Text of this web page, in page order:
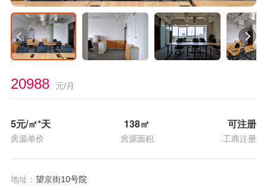
20988 元/月
5元/㎡*天
房源单价
138㎡
房源面积
可注册
工商注册
地址： 望京街10号院